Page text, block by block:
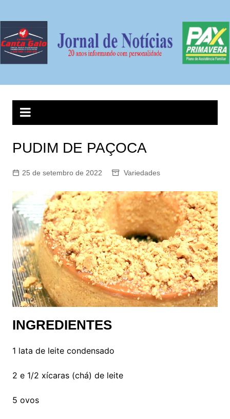
conteúdo
PUDIM DE PAÇOCA
25 de setembro de 2022 Variedades
INGREDIENTES
1 lata de leite condensado
2 e 1/2 xícaras (chá) de leite
5 ovos